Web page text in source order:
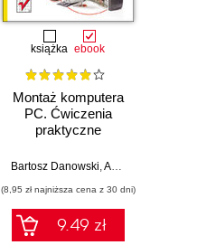
książka ebook
Montaż komputera
PC. Ćwiczenia
praktyczne
Bartosz Danowski Andrzej Pyrchla
(8,95 zł najniższa cena z 30 dni)
9.49 zł